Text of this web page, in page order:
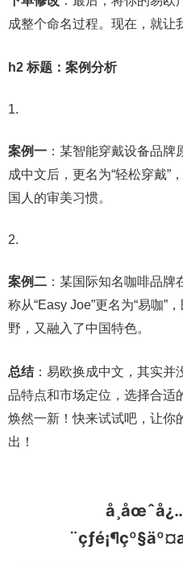
成整个命名过程。现在，就让
h2 标题：案例分析
案例一 ：某智能穿戴设备品牌
成中文后，更名为“轻松穿戴”
国人的审美习惯。
案例二 ：某国际知名咖啡品
称从“Easy Joe”更名为“易咖”
野，又融入了中国特色。
总结：易欧换成中文，其实并
品特点和市场定位，选择合适
焕然一新！快来试试吧，让你
出！